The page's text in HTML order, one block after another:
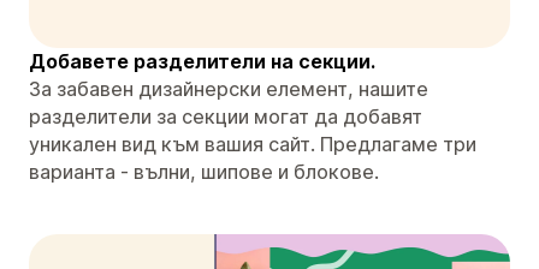
Добавете разделители на секции.
За забавен дизайнерски елемент, нашите
разделители за секции могат да добавят
уникален вид към вашия сайт. Предлагаме три
варианта - вълни, шипове и блокове.